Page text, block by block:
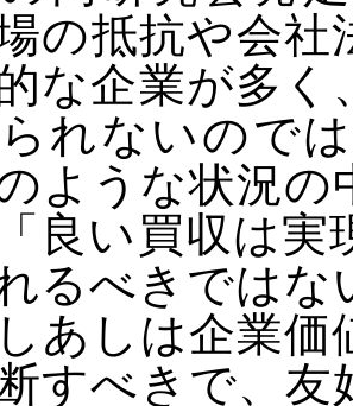
の抵抗や会
な企業が多
れないので
ような状況
良い買収は実
るべきではな
あしは企業
すべきで、友